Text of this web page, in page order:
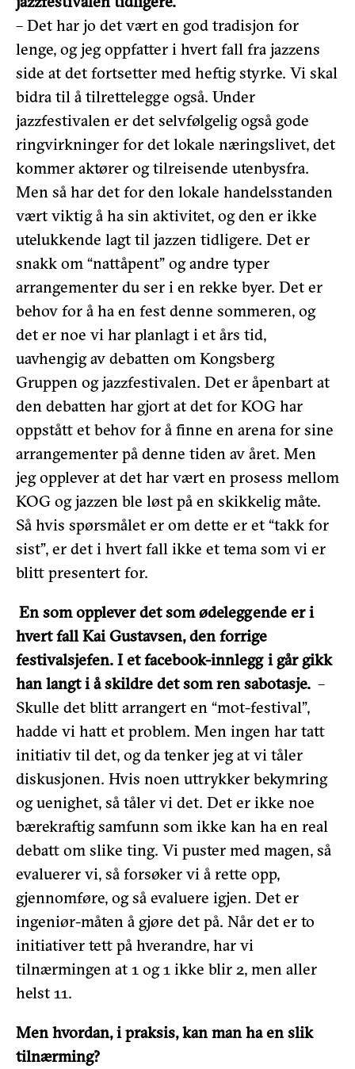
– Det har jo det vært en god tradisjon for
lenge, og jeg oppfatter i hvert fall fra jazzens
side at det fortsetter med heftig styrke. Vi skal
bidra til å tilrettelegge også. Under
jazzfestivalen er det selvfølgelig også gode
ringvirkninger for det lokale næringslivet, det
kommer aktører og tilreisende utenbysfra.
Men så har det for den lokale handelsstanden
vært viktig å ha sin aktivitet, og den er ikke
utelukkende lagt til jazzen tidligere. Det er
snakk om “nattåpent” og andre typer
arrangementer du ser i en rekke byer. Det er
behov for å ha en fest denne sommeren, og
det er noe vi har planlagt i et års tid,
uavhengig av debatten om Kongsberg
Gruppen og jazzfestivalen. Det er åpenbart at
den debatten har gjort at det for KOG har
oppstått et behov for å finne en arena for sine
arrangementer på denne tiden av året. Men
jeg opplever at det har vært en prosess mellom
KOG og jazzen ble løst på en skikkelig måte.
Så hvis spørsmålet er om dette er et “takk for
sist”, er det i hvert fall ikke et tema som vi er
blitt presentert for.
En som opplever det som ødeleggende er i
hvert fall Kai Gustavsen, den forrige
festivalsjefen. I et facebook-innlegg i går gikk
han langt i å skildre det som ren sabotasje. –
Skulle det blitt arrangert en “mot-festival”,
hadde vi hatt et problem. Men ingen har tatt
initiativ til det, og da tenker jeg at vi tåler
diskusjonen. Hvis noen uttrykker bekymring
og uenighet, så tåler vi det. Det er ikke noe
bærekraftig samfunn som ikke kan ha en real
debatt om slike ting. Vi puster med magen, så
evaluerer vi, så forsøker vi å rette opp,
gjennomføre, og så evaluere igjen. Det er
ingeniør-måten å gjøre det på. Når det er to
initiativer tett på hverandre, har vi
tilnærmingen at 1 og 1 ikke blir 2, men aller
helst 11.
Men hvordan, i praksis, kan man ha en slik
tilnærming?